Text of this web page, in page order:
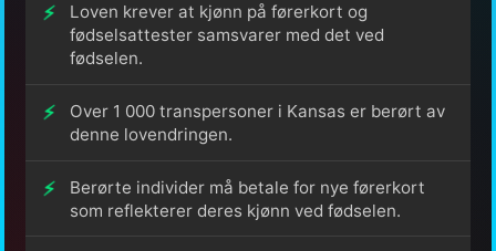
Loven krever at kjønn på førerkort og
fødselsattester samsvarer med det ved
fødselen.
Over 1 000 transpersoner i Kansas er berørt av
denne lovendringen.
Berørte individer må betale for nye førerkort
som reflekterer deres kjønn ved fødselen.